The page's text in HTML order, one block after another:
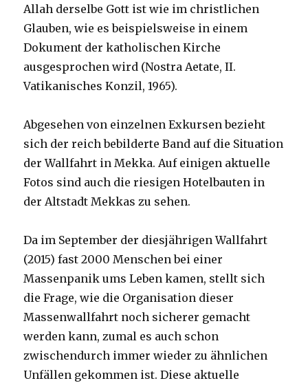
Allah derselbe Gott ist wie im christlichen
Glauben, wie es beispielsweise in einem
Dokument der katholischen Kirche
ausgesprochen wird (Nostra Aetate, II.
Vatikanisches Konzil, 1965).
Abgesehen von einzelnen Exkursen bezieht
sich der reich bebilderte Band auf die Situation
der Wallfahrt in Mekka. Auf einigen aktuelle
Fotos sind auch die riesigen Hotelbauten in
der Altstadt Mekkas zu sehen.
Da im September der diesjährigen Wallfahrt
(2015) fast 2000 Menschen bei einer
Massenpanik ums Leben kamen, stellt sich
die Frage, wie die Organisation dieser
Massenwallfahrt noch sicherer gemacht
werden kann, zumal es auch schon
zwischendurch immer wieder zu ähnlichen
Unfällen gekommen ist. Diese aktuelle